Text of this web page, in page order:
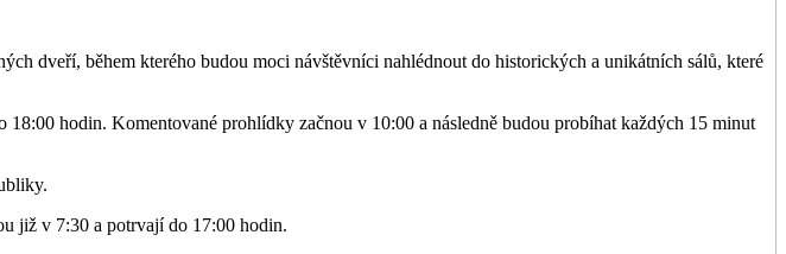
dveří, během kterého budou moci návštěvníci nahlédnout do historických a unikátních sálů, které
18:00 hodin. Komentované prohlídky začnou v 10:00 a následně budou probíhat každých 15 minut
již v 7:30 a potrvají do 17:00 hodin.